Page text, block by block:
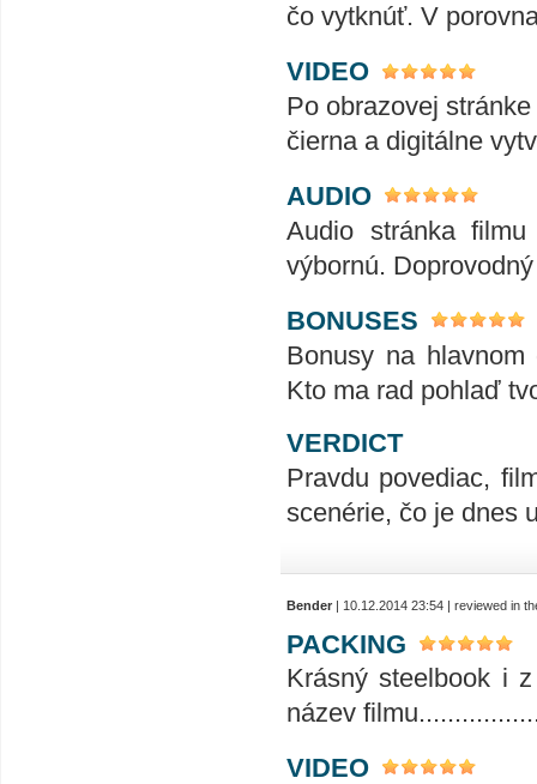
čo vytknúť. V
VIDEO
Po obrazovej
čierna a digitálne
AUDIO
Audio stránka
výbornú.
BONUSES
Bonusy na
Kto ma rad pohlaď
VERDICT
Pravdu povediac,
scenérie, čo je dnes
Bender | 10.12.2014 23:54 | reviewed in
PACKING
Krásný steelbook i
název
VIDEO